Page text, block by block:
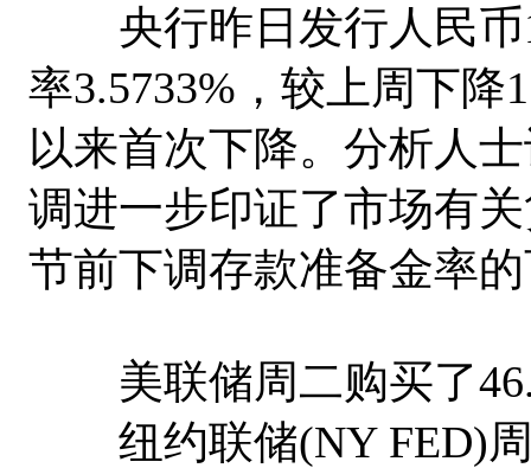
央行昨日发行人民币
率3.5733%，较上周下降
以来首次下降。分析人
调进一步印证了市场有
节前下调存款准备金率
美联储周二购买了
纽约联储(NY FED)周